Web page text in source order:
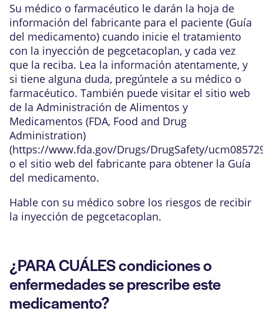
Su médico o farmacéutico le darán la hoja de
información del fabricante para el paciente (Guía
del medicamento) cuando inicie el tratamiento
con la inyección de pegcetacoplan, y cada vez
que la reciba. Lea la información atentamente, y
si tiene alguna duda, pregúntele a su médico o
farmacéutico. También puede visitar el sitio web
de la Administración de Alimentos y
Medicamentos (FDA, Food and Drug
Administration)
(https://www.fda.gov/Drugs/DrugSafety/
o el sitio web del fabricante para obtener la Guía
del medicamento.
Hable con su médico sobre los riesgos de recibir
la inyección de pegcetacoplan.
¿PARA CUÁLES condiciones o
enfermedades se prescribe este
medicamento?